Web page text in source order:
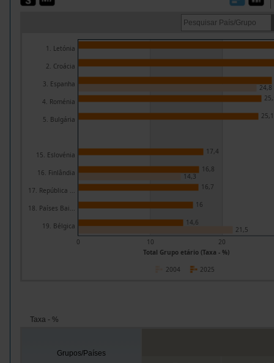
Total Grupo etário (Taxa - %)
0 10 20
1. Letónia
2. Croácia
3. Espanha
4. Roménia
5. Bulgária
15. Eslovénia
16. Finlândia
17. República ...
18. Países Bai...
19. Bélgica
25,1
17,4
16,8
16,7
16
14,6
24,8
14,3
21,5
2025
2004
Taxa - %
Grupos/Países